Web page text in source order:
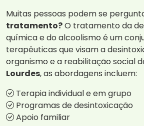
Muitas pessoas podem se
tratamento?O tratamento da
química e do alcoolismo é um
terapêuticas que visam a
organismo e a reabilitação social
Lourdes, as abordagens incluem:
Terapia individual e em grupo
Programas de desintoxicação
Apoio familiar